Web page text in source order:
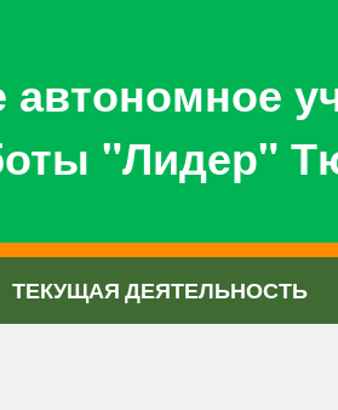
"Лидер"
ТЕКУЩАЯ ДЕЯТЕЛЬНОСТЬ